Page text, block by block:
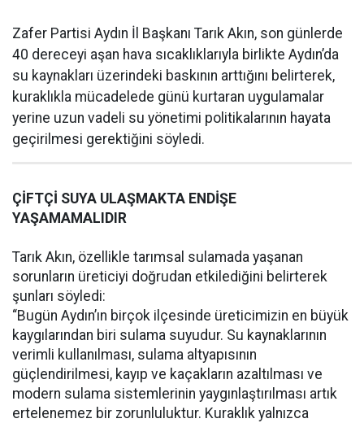
Zafer Partisi Aydın İl Başkanı Tarık Akın, son günlerde
40 dereceyi aşan hava sıcaklıklarıyla birlikte Aydın’da
su kaynakları üzerindeki baskının arttığını belirterek,
kuraklıkla mücadelede günü kurtaran uygulamalar
yerine uzun vadeli su yönetimi politikalarının hayata
geçirilmesi gerektiğini söyledi.
ÇİFTÇİ SUYA ULAŞMAKTA ENDİŞE
YAŞAMAMALIDIR
Tarık Akın, özellikle tarımsal sulamada yaşanan
sorunların üreticiyi doğrudan etkilediğini belirterek
şunları söyledi:
“Bugün Aydın’ın birçok ilçesinde üreticimizin en büyük
kaygılarından biri sulama suyudur. Su kaynaklarının
verimli kullanılması, sulama altyapısının
güçlendirilmesi, kayıp ve kaçakların azaltılması ve
modern sulama sistemlerinin yaygınlaştırılması artık
ertelenemez bir zorunluluktur. Kuraklık yalnızca